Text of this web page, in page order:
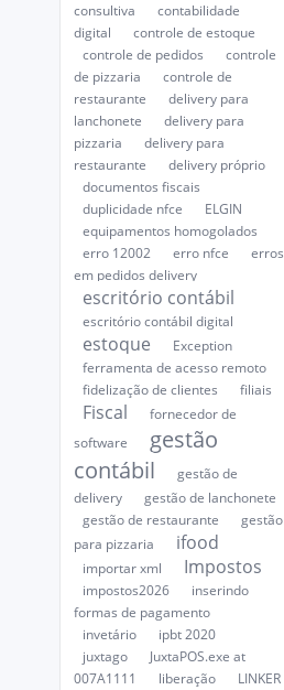
consultiva
contabilidade
digital
controle de estoque
controle de pedidos
controle
de pizzaria
controle de
restaurante
delivery para
lanchonete
delivery para
pizzaria
delivery para
restaurante
delivery próprio
documentos fiscais
duplicidade nfce
ELGIN
equipamentos homogolados
erro 12002
erro nfce
erros
em pedidos delivery
escritório contábil
escritório contábil digital
estoque
Exception
ferramenta de acesso remoto
fidelização de clientes
filiais
Fiscal
fornecedor de
software
gestão
contábil
gestão de
delivery
gestão de lanchonete
gestão de restaurante
gestão
para pizzaria
ifood
importar xml Impostos
impostos2026
inserindo
formas de pagamento
invetário
ipbt 2020
juxtago
JuxtaPOS.exe at
007A1111
liberação
LINKER